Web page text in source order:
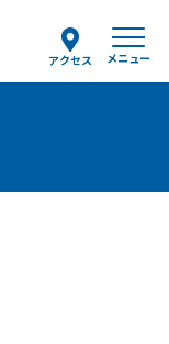
アクセス メニュー